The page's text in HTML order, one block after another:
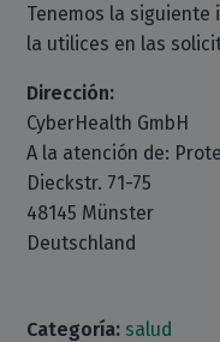
Tenemos la siguiente
la utilices en las
Dirección:
CyberHealth GmbH
A la atención de:
Dieckstr. 71-75
48145 Münster
Deutschland
Categoría: salud